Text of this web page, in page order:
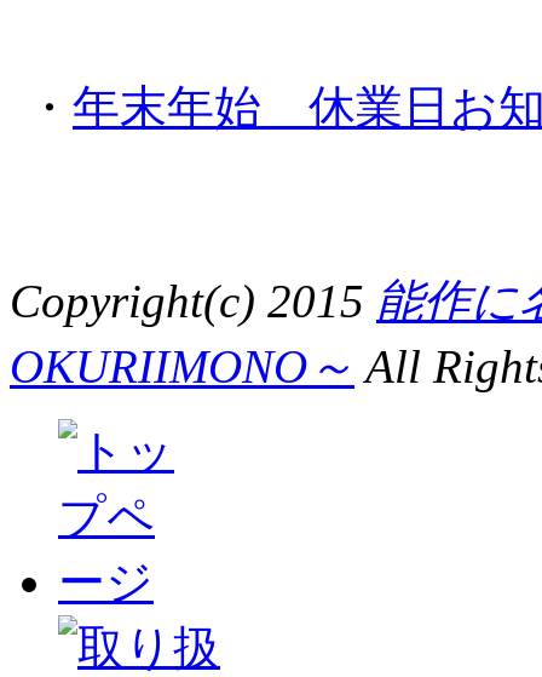
・ 年末年始 休業日お
Copyright(c) 2015 能作に
OKURIIMONO～ All